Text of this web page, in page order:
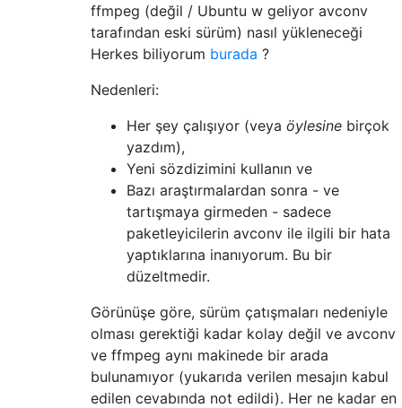
ffmpeg (değil / Ubuntu w geliyor avconv
tarafından eski sürüm) nasıl yükleneceği
Herkes biliyorum burada ?
Nedenleri:
Her şey çalışıyor (veya öylesine birçok
yazdım),
Yeni sözdizimini kullanın ve
Bazı araştırmalardan sonra - ve
tartışmaya girmeden - sadece
paketleyicilerin avconv ile ilgili bir hata
yaptıklarına inanıyorum. Bu bir
düzeltmedir.
Görünüşe göre, sürüm çatışmaları nedeniyle
olması gerektiği kadar kolay değil ve avconv
ve ffmpeg aynı makinede bir arada
bulunamıyor (yukarıda verilen mesajın kabul
edilen cevabında not edildi). Her ne kadar en